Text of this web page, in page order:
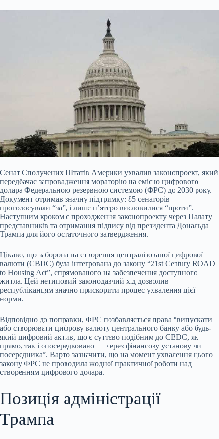
Сенат Сполучених Штатів Америки ухвалив законопроект, який
передбачає запровадження мораторію на емісію цифрового
долара Федеральною резервною системою (ФРС) до 2030 року.
Документ отримав значну підтримку: 85 сенаторів
проголосували “за”, і лише п’ятеро висловилися “проти”.
Наступним кроком є проходження законопроекту через Палату
представників та отримання підпису від президента Дональда
Трампа для його остаточного затвердження.
Цікаво, що заборона на створення централізованої цифрової
валюти (CBDC) була інтегрована до закону “21st Century ROAD
to Housing Act”, спрямованого на забезпечення доступного
житла. Цей нетиповий законодавчий хід дозволив
республіканцям значно прискорити процес ухвалення цієї
норми.
Відповідно до поправки, ФРС позбавляється права “випускати
або створювати цифрову валюту центрального банку або будь-
який цифровий актив, що є суттєво подібним до CBDC, як
прямо, так і опосередковано — через фінансову установу чи
посередника”. Варто зазначити, що на момент ухвалення цього
закону ФРС не проводила жодної практичної роботи над
створенням цифрового долара.
Позиція адміністрації
Трампа